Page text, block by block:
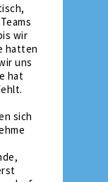
wir
hatten
uns
hat
sich